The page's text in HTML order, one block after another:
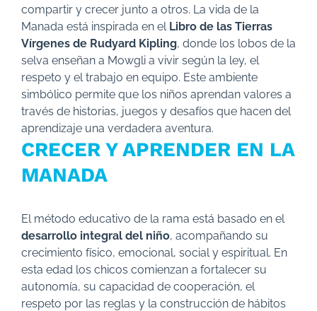
compartir y crecer junto a otros. La vida de la
Manada está inspirada en el Libro de las Tierras
Vírgenes de Rudyard Kipling, donde los lobos de la
selva enseñan a Mowgli a vivir según la ley, el
respeto y el trabajo en equipo. Este ambiente
simbólico permite que los niños aprendan valores a
través de historias, juegos y desafíos que hacen del
aprendizaje una verdadera aventura.
CRECER Y APRENDER EN LA
MANADA
El método educativo de la rama está basado en el
desarrollo integral del niño, acompañando su
crecimiento físico, emocional, social y espiritual. En
esta edad los chicos comienzan a fortalecer su
autonomía, su capacidad de cooperación, el
respeto por las reglas y la construcción de hábitos